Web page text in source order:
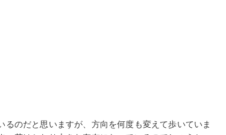
のだと思いますが、方向を何度も変えて歩いていま